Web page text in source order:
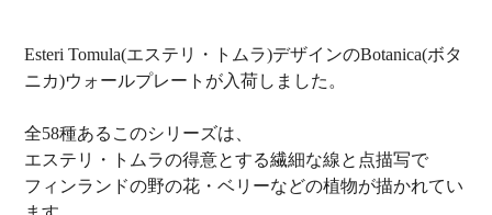
Esteri Tomula(エステリ・トムラ)デザインのBotanica(ボタ
ニカ)ウォールプレートが入荷しました。
全58種あるこのシリーズは、
エステリ・トムラの得意とする繊細な線と点描写で
フィンランドの野の花・ベリーなどの植物が描かれてい